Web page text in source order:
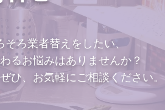
ろ業者替えをしたい、
るお悩みはありませんか？
ひ、お気軽にご相談ください。